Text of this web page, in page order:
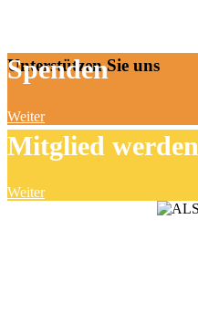
Unterstützen Sie uns
Spenden
Weiter
Mitglied werden
Weiter